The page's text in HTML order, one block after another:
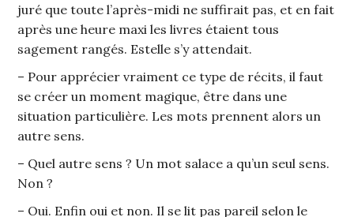
juré que toute l’après-midi ne suffirait pas, et en fait
après une heure maxi les livres étaient tous
sagement rangés. Estelle s’y attendait.
– Pour apprécier vraiment ce type de récits, il faut
se créer un moment magique, être dans une
situation particulière. Les mots prennent alors un
autre sens.
– Quel autre sens ? Un mot salace a qu’un seul sens.
Non ?
– Oui. Enfin oui et non. Il se lit pas pareil selon le